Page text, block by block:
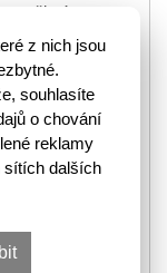
pěkným
má vysoké
(výběr čel, viz
140 x 200 cm.
matrace o
související
rámem a s
z nich jsou
souhlasíte
o chování
reklamy
sítích dalších